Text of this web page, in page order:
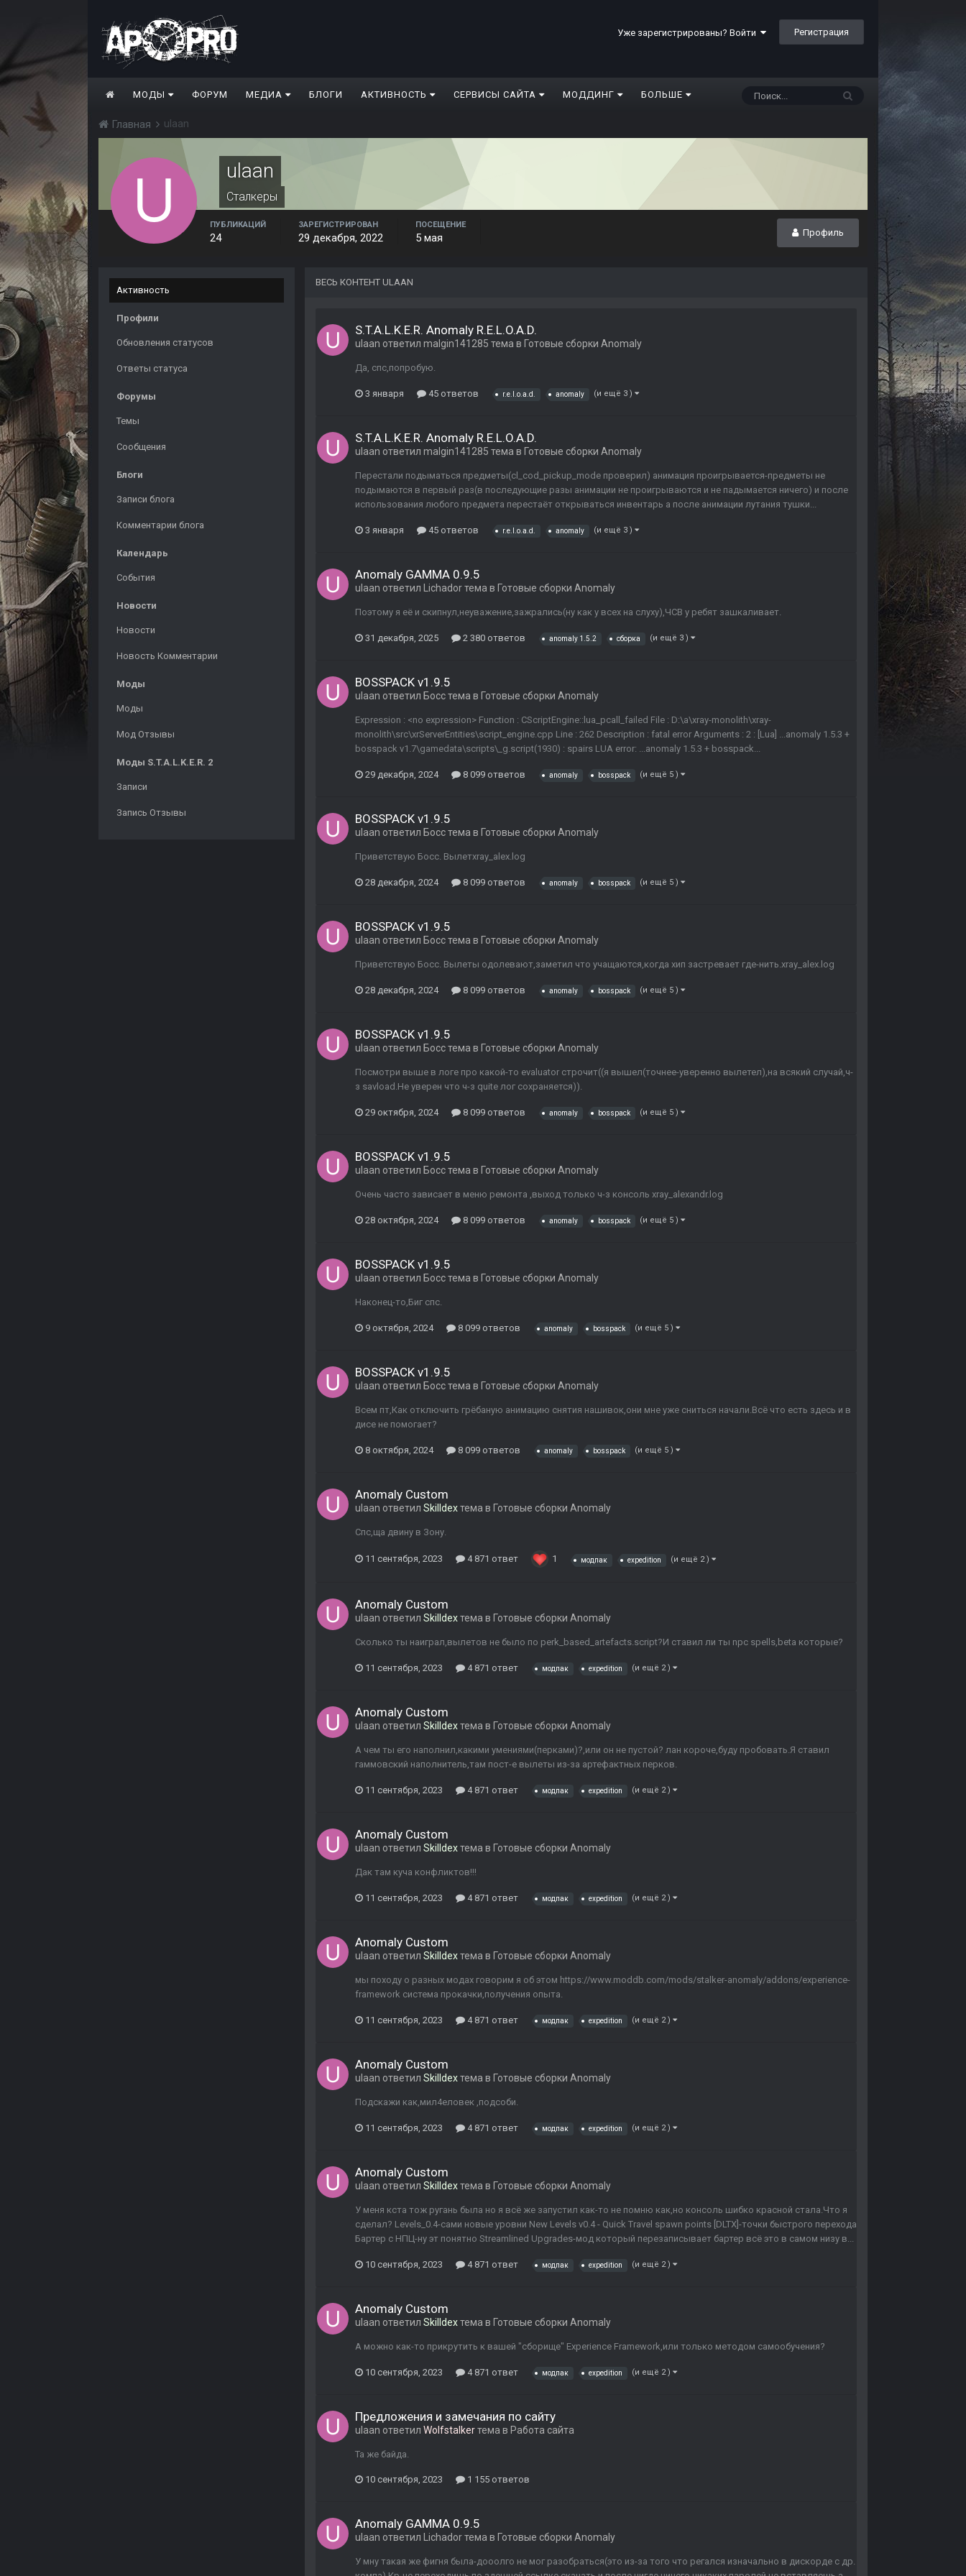
Уже зарегистрированы? Войти Регистрация
МОДЫ ФОРУМ МЕДИА БЛОГИ АКТИВНОСТЬ СЕРВИСЫ САЙТА МОДДИНГ БОЛЬШЕ
Главная ulaan
ulaan
Сталкеры
Профиль
ПУБЛИКАЦИЙ
24
ЗАРЕГИСТРИРОВАН
29 декабря, 2022
ПОСЕЩЕНИЕ
5 мая
Активность
Профили
Обновления статусов
Ответы статуса
Форумы
Темы
Сообщения
Блоги
Записи блога
Комментарии блога
Календарь
События
Новости
Новости
Новость Комментарии
Моды
Моды
Мод Отзывы
Моды S.T.A.L.K.E.R. 2
Записи
Запись Отзывы
ВЕСЬ КОНТЕНТ ULAAN
S.T.A.L.K.E.R. Anomaly R.E.L.O.A.D.
ulaan ответил malgin141285 тема в Готовые сборки Anomaly
Да, спс,попробую.
3 января 45 ответов r.e.l.o.a.d. anomaly (и ещё 3 )
S.T.A.L.K.E.R. Anomaly R.E.L.O.A.D.
ulaan ответил malgin141285 тема в Готовые сборки Anomaly
Перестали подыматься предметы(cl_cod_pickup_mode проверил) анимация проигрывается-предметы не
подымаются в первый раз(в последующие разы анимации не проигрываются и не падымается ничего) и после
использования любого предмета перестаёт открываться инвентарь а после анимации лутания тушки...
3 января 45 ответов r.e.l.o.a.d. anomaly (и ещё 3 )
Anomaly GAMMA 0.9.5
ulaan ответил Lichadorтема в Готовые сборки Anomaly
Поэтому я её и скипнул,неуважение,зажрались(ну как у всех на слуху),ЧСВ у ребят зашкаливает.
31 декабря, 2025 2 380 ответов anomaly 1.5.2 сборка (и ещё 3 )
BOSSPACK v1.9.5
ulaan ответил Босстема в Готовые сборки Anomaly
Expression : <no expression> Function : CScriptEngine::lua_pcall_failed File : D:\a\xray-monolith\xray-
monolith\src\xrServerEntities\script_engine.cpp Line : 262 Description : fatal error Arguments : 2 : [Lua] ...anomaly 1.5.3 +
bosspack v1.7\gamedata\scripts\_g.script(1930) : spairs LUA error: ...anomaly 1.5.3 + bosspack...
29 декабря, 2024 8 099 ответов anomaly bosspack (и ещё 5 )
BOSSPACK v1.9.5
ulaan ответил Босстема в Готовые сборки Anomaly
Приветствую Босс. Вылетxray_alex.log
28 декабря, 2024 8 099 ответов anomaly bosspack (и ещё 5 )
BOSSPACK v1.9.5
ulaan ответил Босстема в Готовые сборки Anomaly
Приветствую Босс. Вылеты одолевают,заметил что учащаются,когда хип застревает где-нить.xray_alex.log
28 декабря, 2024 8 099 ответов anomaly bosspack (и ещё 5 )
BOSSPACK v1.9.5
ulaan ответил Босстема в Готовые сборки Anomaly
Посмотри выше в логе про какой-то evaluator строчит((я вышел(точнее-уверенно вылетел),на всякий случай,ч-
з savload.Не уверен что ч-з quite лог сохраняется)).
29 октября, 2024 8 099 ответов anomaly bosspack (и ещё 5 )
BOSSPACK v1.9.5
ulaan ответил Босстема в Готовые сборки Anomaly
Очень часто зависает в меню ремонта ,выход только ч-з консоль xray_alexandr.log
28 октября, 2024 8 099 ответов anomaly bosspack (и ещё 5 )
BOSSPACK v1.9.5
ulaan ответил Босстема в Готовые сборки Anomaly
Наконец-то,Биг спс.
9 октября, 2024 8 099 ответов anomaly bosspack (и ещё 5 )
BOSSPACK v1.9.5
ulaan ответил Босстема в Готовые сборки Anomaly
Всем пт,Как отключить грёбаную анимацию снятия нашивок,они мне уже сниться начали.Всё что есть здесь и в
дисе не помогает?
8 октября, 2024 8 099 ответов anomaly bosspack (и ещё 5 )
Anomaly Custom
ulaan ответил Skilldexтема в Готовые сборки Anomaly
Спс,ща двину в Зону.
11 сентября, 2023 4 871 ответ 1 модпак expedition (и ещё 2 )
Anomaly Custom
ulaan ответил Skilldexтема в Готовые сборки Anomaly
Сколько ты наиграл,вылетов не было по perk_based_artefacts.script?И ставил ли ты npc spells,beta которые?
11 сентября, 2023 4 871 ответ модпак expedition (и ещё 2 )
Anomaly Custom
ulaan ответил Skilldexтема в Готовые сборки Anomaly
А чем ты его наполнил,какими умениями(перками)?,или он не пустой? лан короче,буду пробовать.Я ставил
гаммовский наполнитель,там пост-е вылеты из-за артефактных перков.
11 сентября, 2023 4 871 ответ модпак expedition (и ещё 2 )
Anomaly Custom
ulaan ответил Skilldexтема в Готовые сборки Anomaly
Дак там куча конфликтов!!!
11 сентября, 2023 4 871 ответ модпак expedition (и ещё 2 )
Anomaly Custom
ulaan ответил Skilldexтема в Готовые сборки Anomaly
мы походу о разных модах говорим я об этом https://www.moddb.com/mods/stalker-anomaly/addons/experience-
framework система прокачки,получения опыта.
11 сентября, 2023 4 871 ответ модпак expedition (и ещё 2 )
Anomaly Custom
ulaan ответил Skilldexтема в Готовые сборки Anomaly
Подскажи как,мил4еловек ,подсоби.
11 сентября, 2023 4 871 ответ модпак expedition (и ещё 2 )
Anomaly Custom
ulaan ответил Skilldexтема в Готовые сборки Anomaly
У меня кста тож ругань была но я всё же запустил как-то не помню как,но консоль шибко красной стала.Что я
сделал? Levels_0.4-сами новые уровни New Levels v0.4 - Quick Travel spawn points [DLTX]-точки быстрого перехода
Бартер с НПЦ-ну эт понятно Streamlined Upgrades-мод который перезаписывает бартер всё это в самом низу в...
10 сентября, 2023 4 871 ответ модпак expedition (и ещё 2 )
Anomaly Custom
ulaan ответил Skilldexтема в Готовые сборки Anomaly
А можно как-то прикрутить к вашей "сборище" Experience Framework,или только методом самообучения?
10 сентября, 2023 4 871 ответ модпак expedition (и ещё 2 )
Предложения и замечания по сайту
ulaan ответил Wolfstalkerтема в Работа сайта
Та же байда.
10 сентября, 2023 1 155 ответов
Anomaly GAMMA 0.9.5
ulaan ответил Lichadorтема в Готовые сборки Anomaly
У мну такая же фигня была-дооолго не мог разобраться(это из-за того что регался изначально в дискорде с др.